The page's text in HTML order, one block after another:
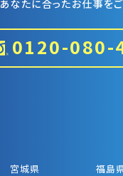
あなたに合ったお仕事をご
0120-080-
宮城県 福島